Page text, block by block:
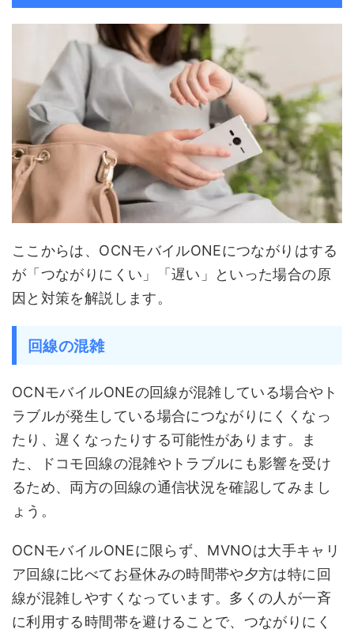
ここからは、OCNモバイルONEにつながりはする
が「つながりにくい」「遅い」といった場合の原
因と対策を解説します。
回線の混雑
OCNモバイルONEの回線が混雑している場合やト
ラブルが発生している場合につながりにくくなっ
たり、遅くなったりする可能性があります。ま
た、ドコモ回線の混雑やトラブルにも影響を受け
るため、両方の回線の通信状況を確認してみまし
ょう。
OCNモバイルONEに限らず、MVNOは大手キャリ
ア回線に比べてお昼休みの時間帯や夕方は特に回
線が混雑しやすくなっています。多くの人が一斉
に利用する時間帯を避けることで、つながりにく